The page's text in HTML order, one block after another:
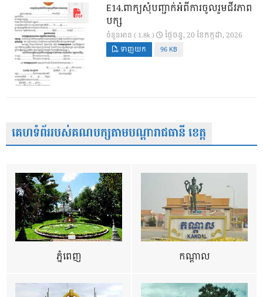
E14.ពាក្យសុំបញ្ជាក់អំពីការចូលរួមជីវភាព
បក្ស
ចំនួនអាន ( 1.8k ) ថ្ងៃ​ចន្ទ, 20 ខែ​កក្កដា, 2026
ទាញយក 96 KB
គេហទំព័ររបស់គណបក្សតាមបណ្តារាជធានី ខេត្ត
ភ្នំពេញ កណ្តាល